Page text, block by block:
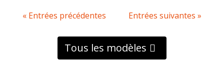
« Entrées précédentes Entrées suivantes »
Tous les modèles